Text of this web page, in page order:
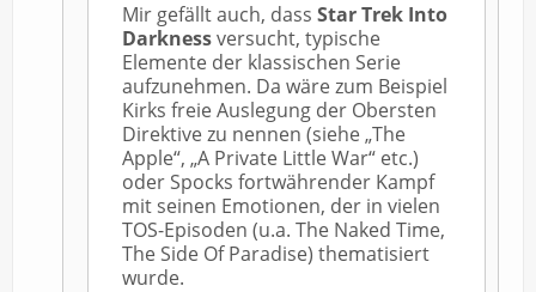
Mir gefällt auch, dass Star Trek Into
Darknessversucht, typische
Elemente der klassischen Serie
aufzunehmen. Da wäre zum Beispiel
Kirks freie Auslegung der Obersten
Direktive zu nennen (siehe „The
Apple“, „A Private Little War“ etc.)
oder Spocks fortwährender Kampf
mit seinen Emotionen, der in vielen
TOS-Episoden (u.a. The Naked Time,
The Side Of Paradise) thematisiert
wurde.